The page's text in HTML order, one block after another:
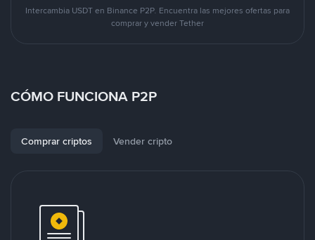
Intercambia USDT en Binance P2P. Encuentra las mejores ofertas para
comprar y vender Tether
CÓMO FUNCIONA P2P
Comprar criptos Vender cripto